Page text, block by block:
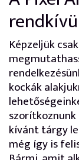
Képzeljük
kockák
szorítkoznunk
kívánt tárgy
még így is